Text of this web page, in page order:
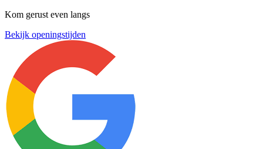
Kom gerust even langs
Bekijk openingstijden